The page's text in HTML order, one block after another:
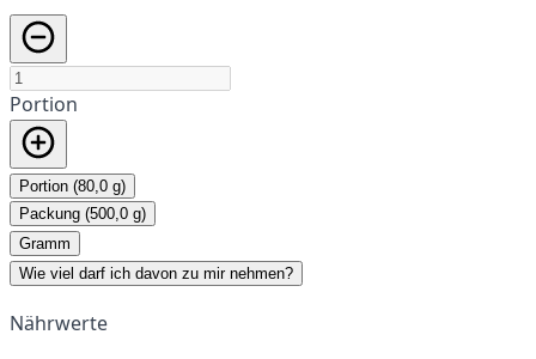
Portion
Portion (80,0 g)
Packung (500,0 g)
Gramm
Wie viel darf ich davon zu mir nehmen?
Nährwerte